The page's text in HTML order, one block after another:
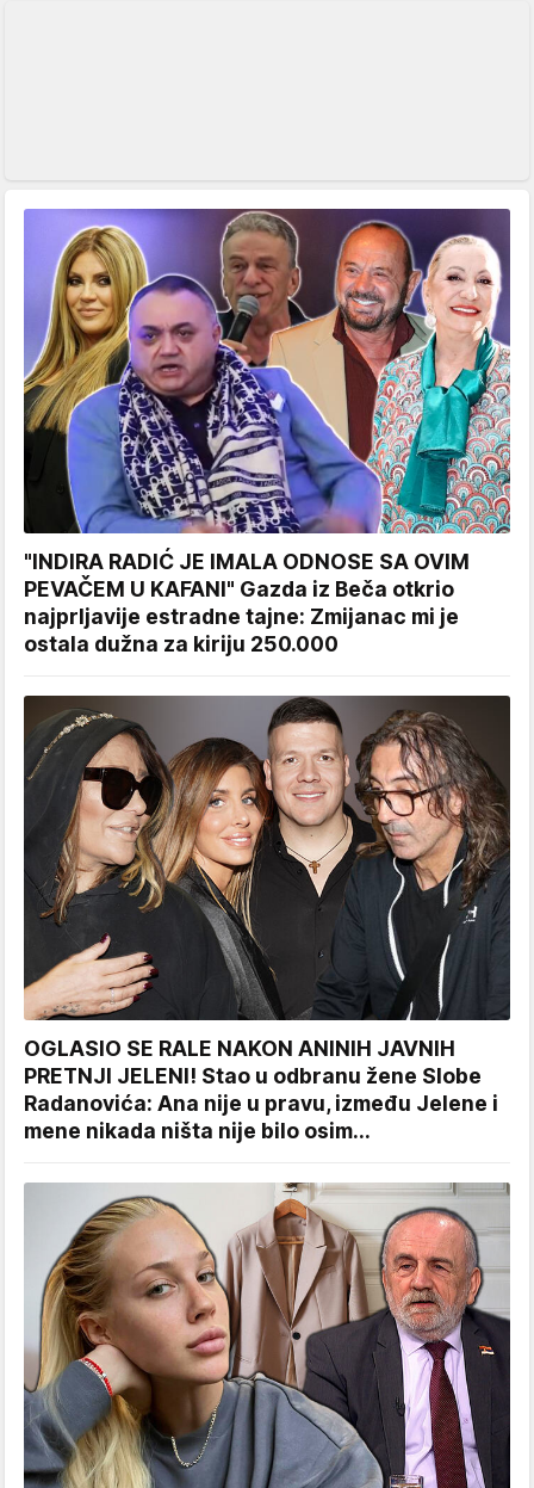
"INDIRA RADIĆ JE IMALA ODNOSE SA OVIM
PEVAČEM U KAFANI" Gazda iz Beča otkrio
najprljavije estradne tajne: Zmijanac mi je
ostala dužna za kiriju 250.000
OGLASIO SE RALE NAKON ANINIH JAVNIH
PRETNJI JELENI! Stao u odbranu žene Slobe
Radanovića: Ana nije u pravu, između Jelene i
mene nikada ništa nije bilo osim...